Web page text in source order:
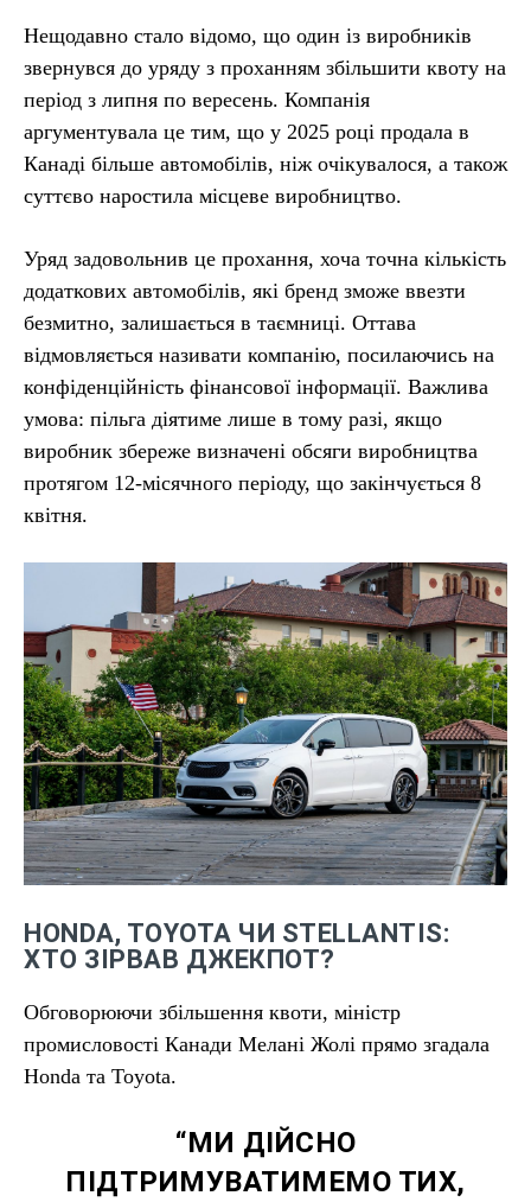
Нещодавно стало відомо, що один із виробників
звернувся до уряду з проханням збільшити квоту на
період з липня по вересень. Компанія
аргументувала це тим, що у 2025 році продала в
Канаді більше автомобілів, ніж очікувалося, а також
суттєво наростила місцеве виробництво.
Уряд задовольнив це прохання, хоча точна кількість
додаткових автомобілів, які бренд зможе ввезти
безмитно, залишається в таємниці. Оттава
відмовляється називати компанію, посилаючись на
конфіденційність фінансової інформації. Важлива
умова: пільга діятиме лише в тому разі, якщо
виробник збереже визначені обсяги виробництва
протягом 12-місячного періоду, що закінчується 8
квітня.
HONDA, TOYOTA ЧИ STELLANTIS:
ХТО ЗІРВАВ ДЖЕКПОТ?
Обговорюючи збільшення квоти, міністр
промисловості Канади Мелані Жолі прямо згадала
Honda та Toyota.
“МИ ДІЙСНО
ПІДТРИМУВАТИМЕМО ТИХ,